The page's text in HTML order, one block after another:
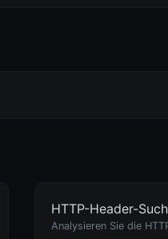
HTTP-Header-